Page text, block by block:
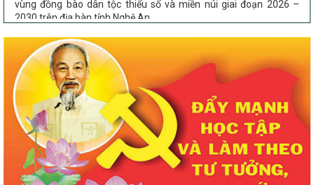
2030 trên địa bàn tỉnh Nghệ An
về đẩy mạnh thực hiện Chương trình mục tiêu quốc gia xây dựng
nông thôn mới, giảm nghèo bền vững và phát triển kinh tế – xã
hội vùng đồng bào dân tộc thiểu số và miền núi giai đoạn 2026 –
2030 trên địa bàn tỉnh Nghệ An
Quyết định số 2490/QĐ-UBND
Về việc thành lập Ban Chỉ đạo Chương trình mục tiều quốc gia xây
dựng nông thôn mới, giảm nghèo bền vững và phát triển kinh tế –
xã hội vùng đồng bào dân tộc thiểu số và miền núi giai đoạn 2026
-2030 tỉnh Nghệ An
Thông tư Số 23/2026/TT-BNNMT